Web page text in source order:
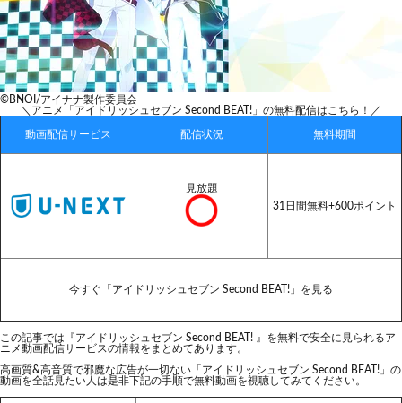
©BNOI/アイナナ製作委員会
＼アニメ「アイドリッシュセブン Second BEAT!」の無料配信はこちら！／
動画配信サービス 配信状況 無料期間
見放題
31日間無料+600ポイント
今すぐ「アイドリッシュセブン Second BEAT!」を見る
この記事では『アイドリッシュセブン Second BEAT! 』を無料で安全に見られるア
ニメ動画配信サービスの情報をまとめてあります。
高画質&高音質で邪魔な広告が一切ない「アイドリッシュセブン Second BEAT!」の
動画を全話見たい人は是非下記の手順で無料動画を視聴してみてください。